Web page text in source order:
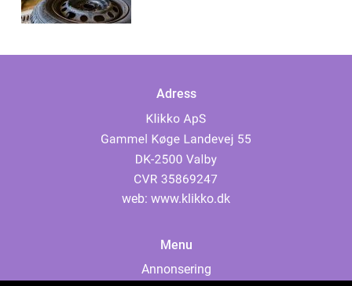
Adress
web: www.klikko.dk
Menu
Annonsering